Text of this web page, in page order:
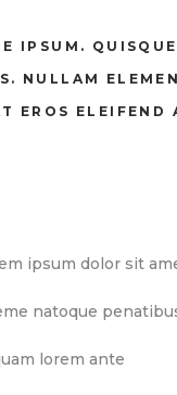
IPSUM. QUISQUE
NULLAM
EROS ELEIFEND
ipsum dolor sit
natoque
lorem ante